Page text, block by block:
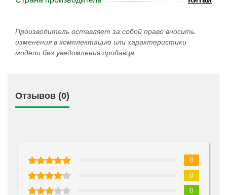
Производитель оставляет за собой право вносить
изменения в комплектацию или характеристики
модели без уведомления продавца.
Отзывов (0)
0
0
0